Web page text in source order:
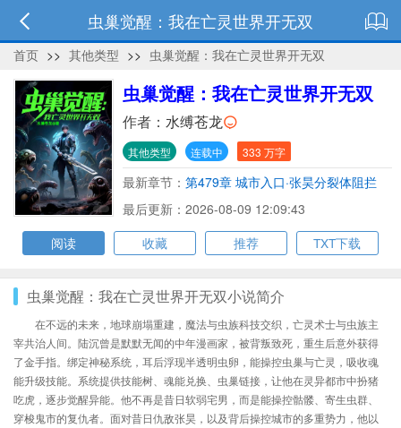
虫巢觉醒：我在亡灵世界开无双
首页 >> 其他类型 >> 虫巢觉醒：我在亡灵世界开无双
虫巢觉醒：我在亡灵世界开无双
作者： 水缚苍龙
其他类型 连载中 333 万字
最新章节： 第479章 城市入口·张昊分裂体阻拦
最后更新：2026-08-09 12:09:43
阅读
收藏 推荐 TXT下载
虫巢觉醒：我在亡灵世界开无双小说简介
在不远的未来，地球崩塌重建，魔法与虫族科技交织，亡灵术士与虫族主
宰共治人间。陆沉曾是默默无闻的中年漫画家，被背叛致死，重生后意外获得
了金手指。绑定神秘系统，耳后浮现半透明虫卵，能操控虫巢与亡灵，吸收魂
能升级技能。系统提供技能树、魂能兑换、虫巢链接，让他在灵异都市中扮猪
吃虎，逐步觉醒异能。他不再是昔日软弱宅男，而是能操控骷髅、寄生虫群、
穿梭鬼市的复仇者。面对昔日仇敌张昊，以及背后操控城市的多重势力，他以